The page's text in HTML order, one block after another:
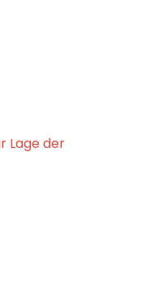
Lage der